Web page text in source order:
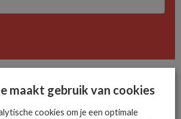
maakt gebruik van cookies
cookies om je een optimale